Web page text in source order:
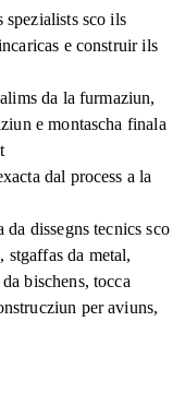
spezialists sco ils
e construir ils
da la furmaziun,
e montascha finala
dal process a la
dissegns tecnics sco
stgaffas da metal,
bischens, tocca
per aviuns,